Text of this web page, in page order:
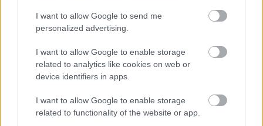
I want to allow Google to send me
personalized advertising.
I want to allow Google to enable storage
related to analytics like cookies on web or
device identifiers in apps.
I want to allow Google to enable storage
related to functionality of the website or app.
Újragondolják Lipótváros rejtett, zöld
parkját
Történelmi táj, amelynek minden köve